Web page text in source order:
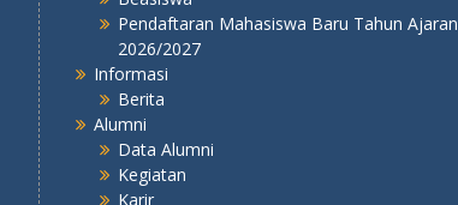
Pendaftaran Mahasiswa Baru Tahun Ajaran
2026/2027
Informasi
Berita
Alumni
Data Alumni
Kegiatan
Karir